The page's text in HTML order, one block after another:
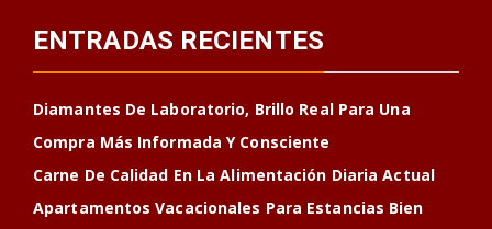
ENTRADAS RECIENTES
Diamantes De Laboratorio, Brillo Real Para Una
Compra Más Informada Y Consciente
Carne De Calidad En La Alimentación Diaria Actual
Apartamentos Vacacionales Para Estancias Bien